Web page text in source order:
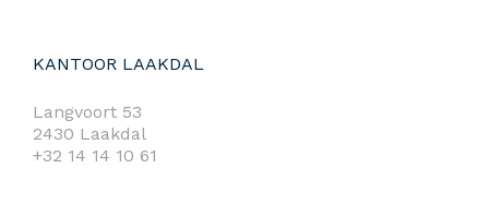
KANTOOR LAAKDAL
Langvoort 53
2430 Laakdal
+32 14 14 10 61